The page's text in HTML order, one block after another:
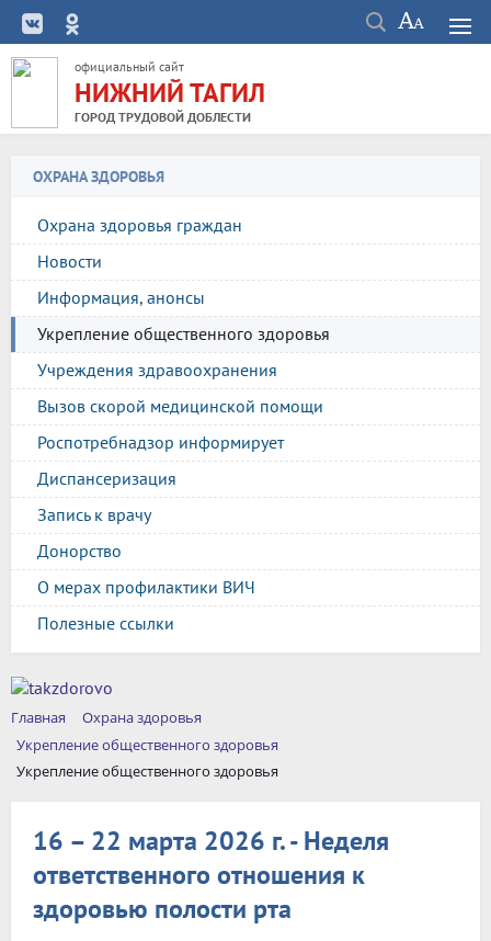
официальный сайт
НИЖНИЙ ТАГИЛ
ГОРОД ТРУДОВОЙ ДОБЛЕСТИ
ОХРАНА ЗДОРОВЬЯ
Охрана здоровья граждан
Новости
Информация, анонсы
Укрепление общественного здоровья
Учреждения здравоохранения
Вызов скорой медицинской помощи
Роспотребнадзор информирует
Диспансеризация
Запись к врачу
Донорство
О мерах профилактики ВИЧ
Полезные ссылки
Главная
Охрана здоровья
Укрепление общественного здоровья
Укрепление общественного здоровья
16 – 22 марта 2026 г. - Неделя
ответственного отношения к
здоровью полости рта